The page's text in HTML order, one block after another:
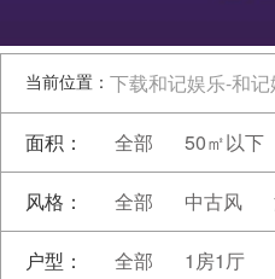
当前位置： 下载和记娱乐-和
面积： 全部 50㎡以下
风格： 全部 中古风
户型： 全部 1房1厅